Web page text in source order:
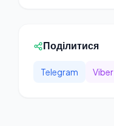
Поділитися
Telegram Viber